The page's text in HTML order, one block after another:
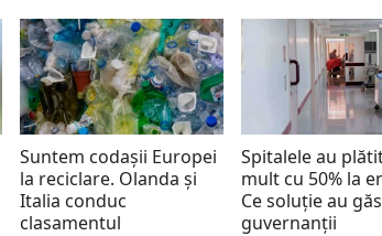
Suntem codașii Europei
la reciclare. Olanda și
Italia conduc
clasamentul
Spitalele au
mult cu 50% la
Ce soluție au
guvernanții